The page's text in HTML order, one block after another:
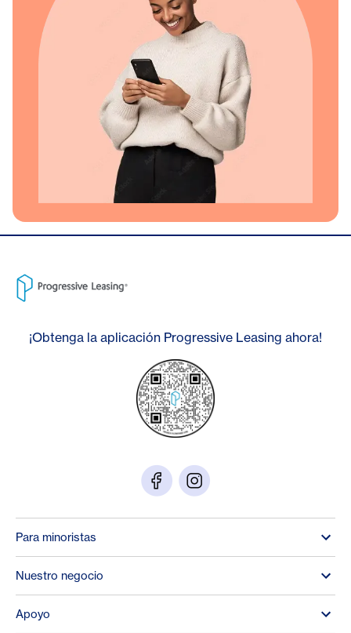
¡Obtenga la aplicación Progressive Leasing ahora!
Para minoristas
Nuestro negocio
Apoyo